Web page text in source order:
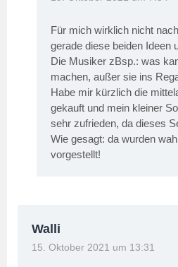
Für mich wirklich nicht
gerade diese beiden
Die Musiker zBsp.: was
machen, außer sie ins
Habe mir kürzlich die
gekauft und mein kleiner
sehr zufrieden, da dieses
Wie gesagt: da wurden
vorgestellt!
Walli
15. Oktober 2021 um 13:31